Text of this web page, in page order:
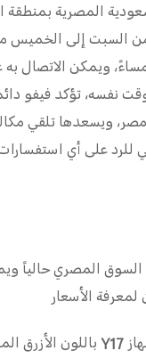
المصرية بمنطقة
وحتى 7:00 مساءً، ويمكن
في الوقت نفسه، تؤكد
ويسعدها تلقي
للرد على أي
المصري حالياً
الأسعار
Y17باللون الأزرق